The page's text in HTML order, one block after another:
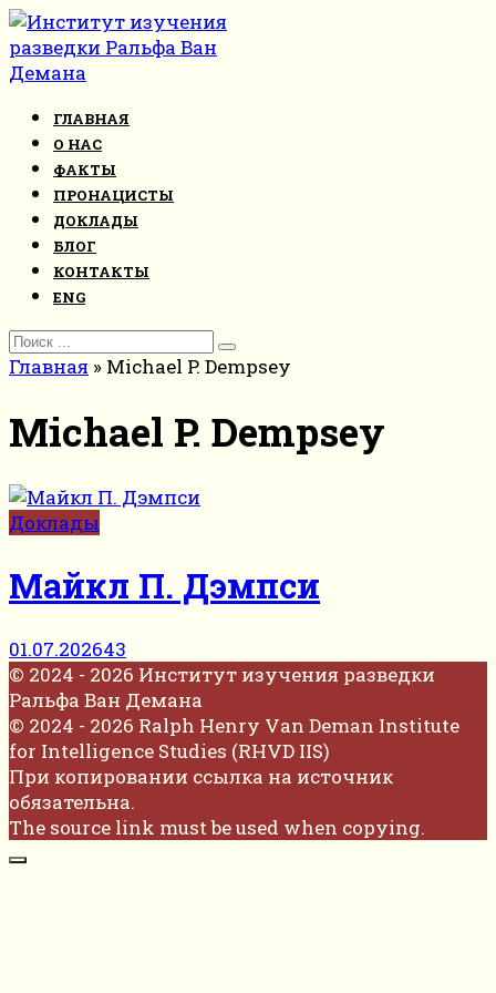
Перейти
к
контенту
ГЛАВНАЯ
О НАС
ФАКТЫ
ПРОНАЦИСТЫ
ДОКЛАДЫ
БЛОГ
КОНТАКТЫ
ENG
Search
for:
Главная » Michael P. Dempsey
Michael P. Dempsey
Доклады
Майкл П. Дэмпси
01.07.202643
© 2024 - 2026 Институт изучения разведки
Ральфа Ван Демана
© 2024 - 2026 Ralph Henry Van Deman Institute
for Intelligence Studies (RHVD IIS)
При копировании ссылка на источник
обязательна.
The source link must be used when copying.